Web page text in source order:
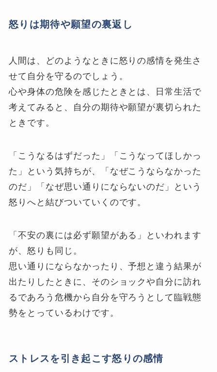
怒りは期待や願望の裏返し
人間は、どのようなときに怒りの感情を発生さ
せて自分を守るのでしょう。
心や身体の危険を感じたときとは、日常生活で
考えてみると、自分の期待や願望が裏切られた
ときです。
「こうなるはずだった」「こうなってほしかっ
た」という気持ちが、「なぜこうならなかった
のだ」「なぜ思い通りにならないのだ」という
怒りへと結びついていくのです。
「不安の裏には必ず願望がある」といわれます
が、怒りも同じ。
思い通りにならなかったり、予想と違う結果が
出たりしたときに、そのショックや自分に訪れ
るであろう危機から自分を守ろうとして臨戦態
勢をとっているわけです。
ストレスを引き起こす怒りの感情